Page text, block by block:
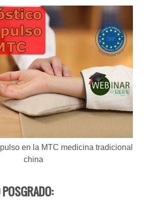
en la MTC medicina tradicional
china
POSGRADO: